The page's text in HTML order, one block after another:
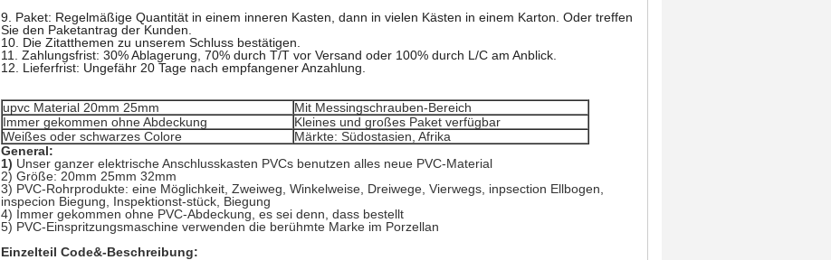
9. Paket: Regelmäßige Quantität in einem inneren Kasten, dann in vielen Kästen in einem Karton. Oder treffen
Sie den Paketantrag der Kunden.
10. Die Zitatthemen zu unserem Schluss bestätigen.
11. Zahlungsfrist: 30% Ablagerung, 70% durch T/T vor Versand oder 100% durch L/C am Anblick.
12. Lieferfrist: Ungefähr 20 Tage nach empfangener Anzahlung.
upvc Material 20mm 25mm
Mit Messingschrauben-Bereich
Immer gekommen ohne Abdeckung
Kleines und großes Paket verfügbar
Weißes oder schwarzes Colore
Märkte: Südostasien, Afrika
General:
1) Unser ganzer elektrische Anschlusskasten PVCs benutzen alles neue PVC-Material
2) Größe: 20mm 25mm 32mm
3) PVC-Rohrprodukte: eine Möglichkeit, Zweiweg, Winkelweise, Dreiwege, Vierwegs, inpsection Ellbogen,
inspecion Biegung, Inspektionst-stück, Biegung
4) Immer gekommen ohne PVC-Abdeckung, es sei denn, dass bestellt
5) PVC-Einspritzungsmaschine verwenden die berühmte Marke im Porzellan
Einzelteil Code&-Beschreibung: